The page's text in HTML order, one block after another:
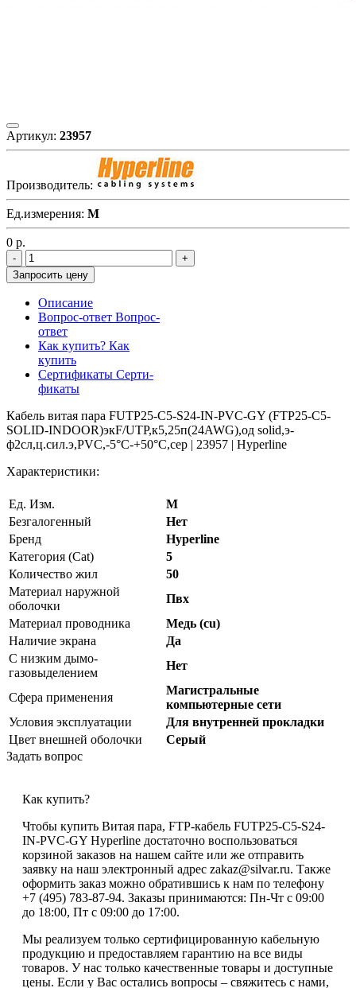
Артикул: 23957
Производитель:
Ед.измерения: М
0 р.
Запросить цену
Описание
Вопрос-ответ Вопрос-
ответ
Как купить? Как
купить
Сертификаты Серти-
фикаты
Кабель витая пара FUTP25-C5-S24-IN-PVC-GY (FTP25-C5-
SOLID-INDOOR)экF/UTP,к5,25п(24AWG),од solid,э-
ф2сл,ц.сил.э,PVC,-5°С-+50°С,сер | 23957 | Hyperline
Характеристики:
Ед. Изм.
М
Безгалогенный
Нет
Бренд
Hyperline
Категория (Cat)
5
Количество жил
50
Материал наружной
оболочки
Пвх
Материал проводника
Медь (cu)
Наличие экрана
Да
С низким дымо-
газовыделением
Нет
Сфера применения
Магистральные
компьютерные сети
Условия эксплуатации
Для внутренней прокладки
Цвет внешней оболочки
Серый
Задать вопрос
Как купить?
Чтобы купить Витая пара, FTP-кабель FUTP25-C5-S24-
IN-PVC-GY Hyperline достаточно воспользоваться
корзиной заказов на нашем сайте или же отправить
заявку на наш электронный адрес zakaz@silvar.ru. Также
оформить заказ можно обратившись к нам по телефону
+7 (495) 783-87-94. Заказы принимаются: Пн-Чт с 09:00
до 18:00, Пт с 09:00 до 17:00.
Мы реализуем только сертифицированную кабельную
продукцию и предоставляем гарантию на все виды
товаров. У нас только качественные товары и доступные
цены. Если у Вас остались вопросы – свяжитесь с нами,